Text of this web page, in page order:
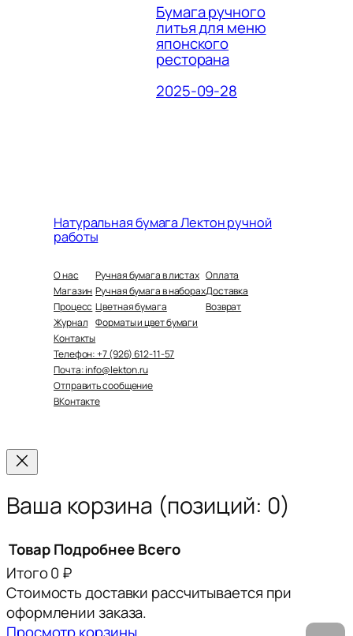
Бумага ручного
литья для меню
японского
ресторана
2025-09-28
Натуральная бумага Лектон ручной
работы
О нас
Магазин
Процесс
Журнал
Контакты
Ручная бумага в листах
Ручная бумага в наборах
Цветная бумага
Форматы и цвет бумаги
Оплата
Доставка
Возврат
Телефон: +7 (926) 612-11-57
Почта: info@lekton.ru
Отправить сообщение
ВКонтакте
Ваша корзина (позиций: 0)
Товары
в
Товар Подробнее Всего
Итого0 ₽
Стоимость доставки рассчитывается при
оформлении заказа.